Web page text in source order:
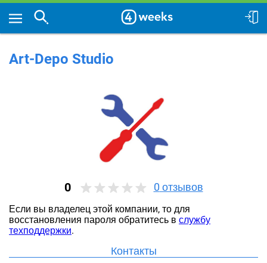
Art-Depo Studio
0 0 отзывов
Если вы владелец этой компании, то для
восстановления пароля обратитесь в службу
техподдержки.
Контакты